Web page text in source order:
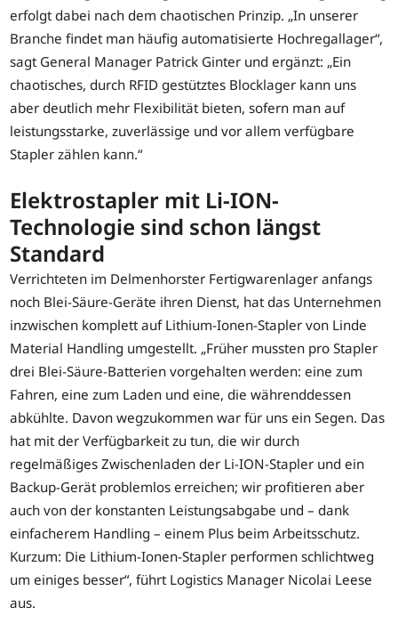
erfolgt dabei nach dem chaotischen Prinzip. „In unserer
Branche findet man häufig automatisierte Hochregallager“,
sagt General Manager Patrick Ginter und ergänzt: „Ein
chaotisches, durch RFID gestütztes Blocklager kann uns
aber deutlich mehr Flexibilität bieten, sofern man auf
leistungsstarke, zuverlässige und vor allem verfügbare
Stapler zählen kann.“
Elektrostapler mit Li-ION-
Technologie sind schon längst
Standard
Verrichteten im Delmenhorster Fertigwarenlager anfangs
noch Blei-Säure-Geräte ihren Dienst, hat das Unternehmen
inzwischen komplett auf Lithium-Ionen-Stapler von Linde
Material Handling umgestellt. „Früher mussten pro Stapler
drei Blei-Säure-Batterien vorgehalten werden: eine zum
Fahren, eine zum Laden und eine, die währenddessen
abkühlte. Davon wegzukommen war für uns ein Segen. Das
hat mit der Verfügbarkeit zu tun, die wir durch
regelmäßiges Zwischenladen der Li-ION-Stapler und ein
Backup-Gerät problemlos erreichen; wir profitieren aber
auch von der konstanten Leistungsabgabe und – dank
einfacherem Handling – einem Plus beim Arbeitsschutz.
Kurzum: Die Lithium-Ionen-Stapler performen schlichtweg
um einiges besser“, führt Logistics Manager Nicolai Leese
aus.